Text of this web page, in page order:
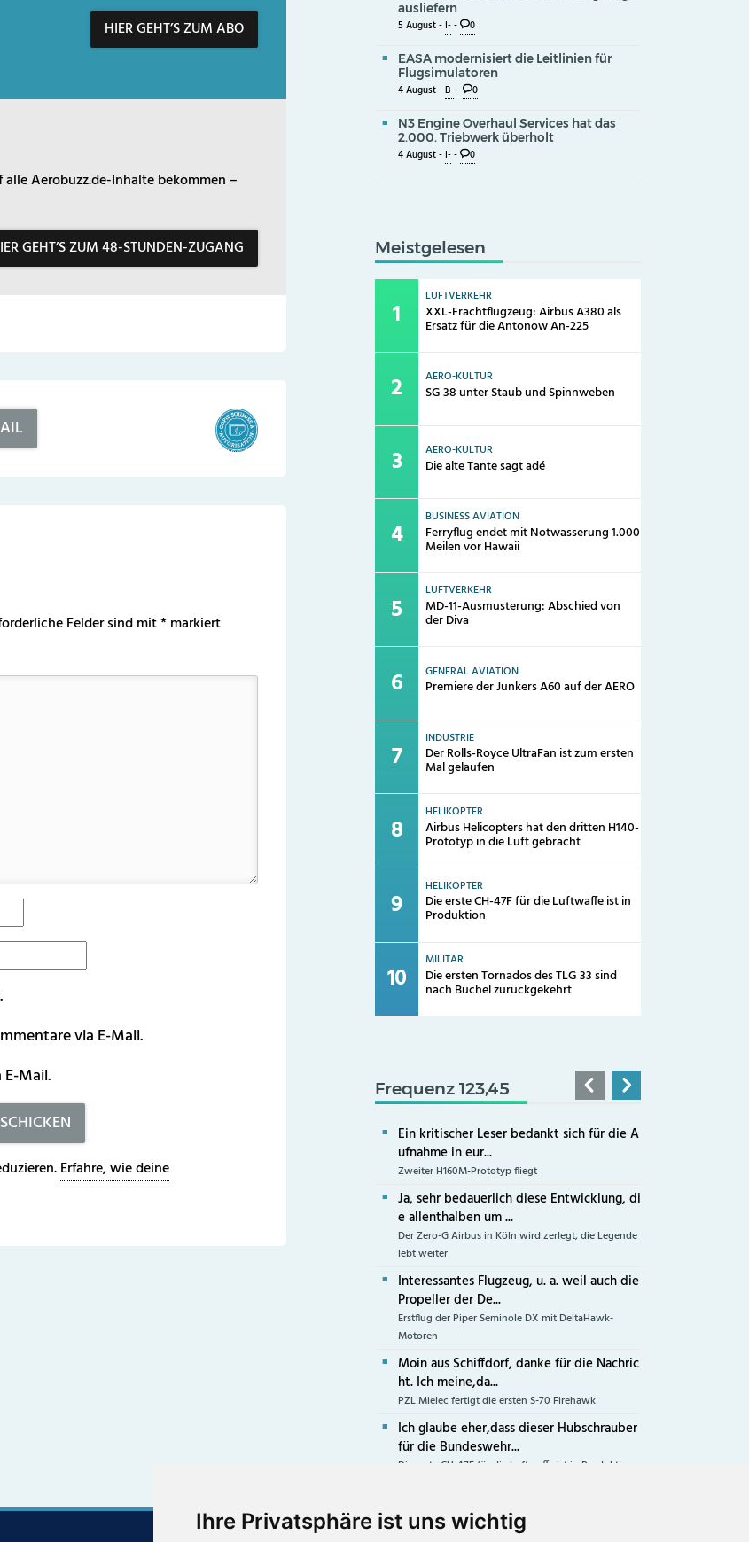
Ihre Privatsphäre ist uns wichtig
HIER GEHT’S ZUM ABO
Aerobuzz.de-Inhalte bekommen –
GEHT’S ZUM 48-STUNDEN-ZUGANG
Felder sind mit*markiert
via E-Mail.
Mail.
Erfahre, wie deine
ausliefern
5 August -I-- 0
EASA modernisiert die Leitlinien für
Flugsimulatoren
4 August -B-- 0
N3 Engine Overhaul Services hat das
2.000. Triebwerk überholt
4 August -I-- 0
Meistgelesen
LUFTVERKEHR
XXL-Frachtflugzeug: Airbus A380 als
Ersatz für die Antonow An-225
AERO-KULTUR
SG 38 unter Staub und Spinnweben
AERO-KULTUR
Die alte Tante sagt adé
BUSINESS AVIATION
Ferryflug endet mit Notwasserung 1.000
Meilen vor Hawaii
LUFTVERKEHR
MD-11-Ausmusterung: Abschied von
der Diva
GENERAL AVIATION
Premiere der Junkers A60 auf der AERO
INDUSTRIE
Der Rolls-Royce UltraFan ist zum ersten
Mal gelaufen
HELIKOPTER
Airbus Helicopters hat den dritten H140-
Prototyp in die Luft gebracht
HELIKOPTER
Die erste CH-47F für die Luftwaffe ist in
Produktion
MILITÄR
Die ersten Tornados des TLG 33 sind
nach Büchel zurückgekehrt
Frequenz 123,45
Ein kritischer Leser bedankt sich für die A
ufnahme in eur...
Zweiter H160M-Prototyp fliegt
Ja, sehr bedauerlich diese Entwicklung, di
e allenthalben um ...
Der Zero-G Airbus in Köln wird zerlegt, die Legende
lebt weiter
Interessantes Flugzeug, u. a. weil auch die
Propeller der De...
Erstflug der Piper Seminole DX mit DeltaHawk-
Motoren
Moin aus Schiffdorf, danke für die Nachric
ht. Ich meine,da...
PZL Mielec fertigt die ersten S-70 Firehawk
Ich glaube eher,dass dieser Hubschrauber
für die Bundeswehr...
Die erste CH-47F für die Luftwaffe ist in Produktion